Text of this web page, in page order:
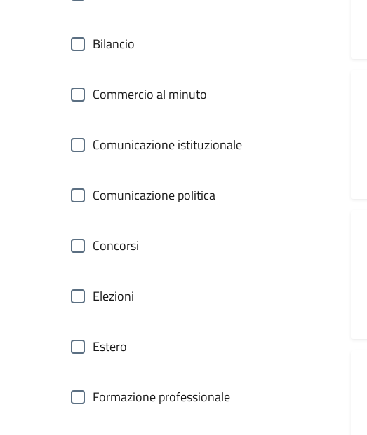
Bilancio
Commercio al minuto
Comunicazione istituzionale
Comunicazione politica
Concorsi
Elezioni
Estero
Formazione professionale